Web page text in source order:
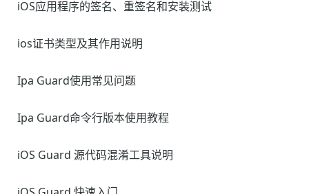
iOS应用程序的签名、重签名和安装测试
ios证书类型及其作用说明
Ipa Guard使用常见问题
Ipa Guard命令行版本使用教程
iOS Guard 源代码混淆工具说明